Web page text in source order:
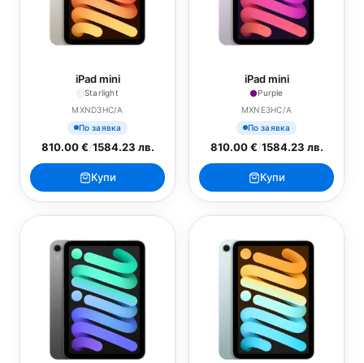
iPad mini
Starlight
MXND3HC/A
По заявка
810.00 €/1584.23 лв.
Купи
iPad mini
Purple
MXNE3HC/A
По заявка
810.00 €/1584.23 лв.
Купи